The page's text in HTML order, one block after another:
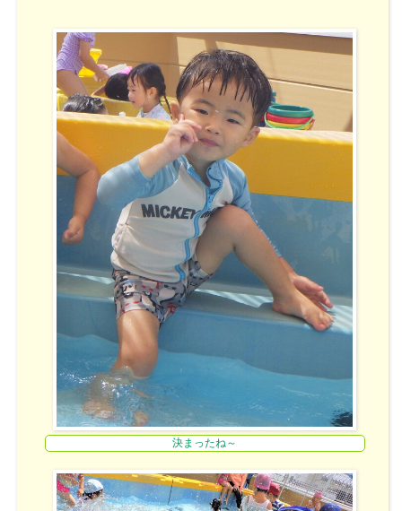
決まったね～